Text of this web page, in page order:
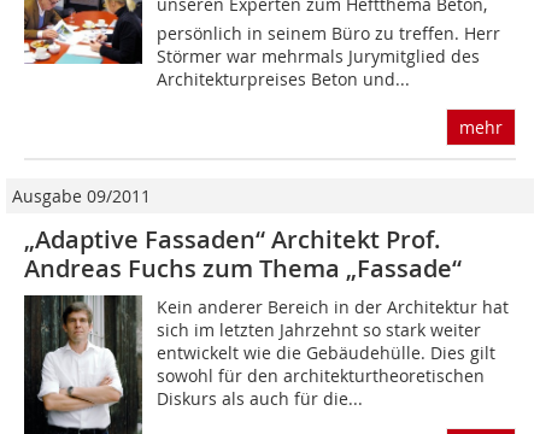
unseren Experten zum Heftthema Beton,
persönlich in seinem Büro zu treffen. Herr
Störmer war mehrmals Jurymitglied des
Architekturpreises Beton und...
mehr
Ausgabe 09/2011
„Adaptive Fassaden“ Architekt Prof.
Andreas Fuchs zum Thema „Fassade“
Kein anderer Bereich in der Architektur hat
sich im letzten Jahrzehnt so stark weiter
entwickelt wie die Gebäudehülle. Dies gilt
sowohl für den architekturtheoretischen
Diskurs als auch für die...